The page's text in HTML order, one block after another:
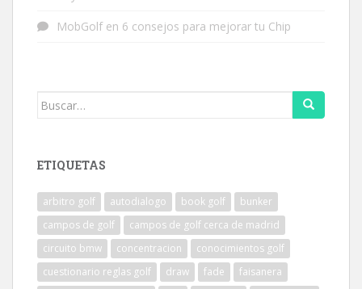
MobGolfen 6 consejos para mejorar tu Chip
Buscar:
ETIQUETAS
arbitro golf autodialogo book golf
bunker
campos de golf
campos de golf cerca de madrid
circuito bmw
concentracion
conocimientos golf
cuestionario reglas golf
draw fade
faisanera